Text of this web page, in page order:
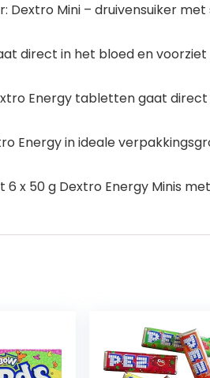
Dextro Mini – druivensuiker
direct in het bloed en
Energy tabletten gaat
Energy in ideale
x 50 g Dextro Energy Minis